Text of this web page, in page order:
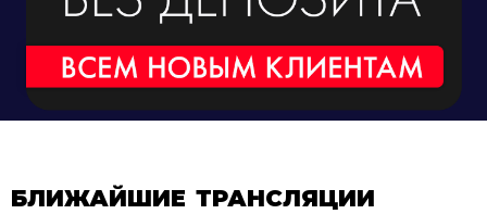
БЛИЖАЙШИЕ ТРАНСЛЯЦИИ